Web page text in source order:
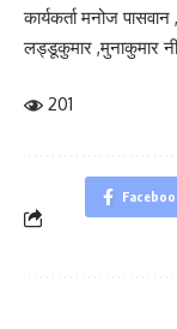
कार्यकर्ता मनोज
लड्डूकुमार ,मुनाकुमार
201